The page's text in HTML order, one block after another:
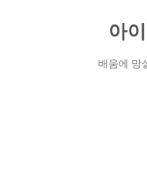
아
배움에 망